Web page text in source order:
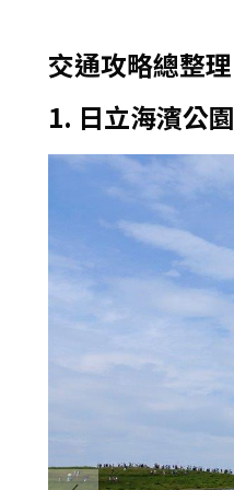
交通攻略總整理
1. 日立海濱公